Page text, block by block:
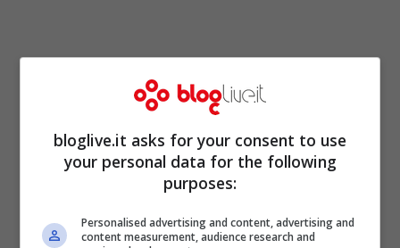
bloglive.it asks for your consent to use
your personal data for the following
purposes:
Personalised advertising and content, advertising and
content measurement, audience research and